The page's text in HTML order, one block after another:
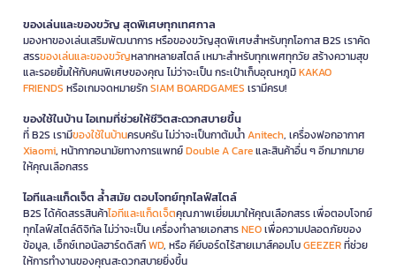
ของเล่นและของขวัญ สุดพิเศษทุกเทศกาล
มองหาของเล่นเสริมพัฒนาการ หรือของขวัญสุดพิเศษสำหรับทุกโอกาส B2S เราคัด
สรรของเล่นและของขวัญหลากหลายสไตล์ เหมาะสำหรับทุกเพศทุกวัย สร้างความสุข
และรอยยิ้มให้กับคนพิเศษของคุณ ไม่ว่าจะเป็น กระเป๋าเก็บอุณหภูมิKAKAO
FRIENDS หรือเกมจดหมายรักSIAM BOARDGAMES เรามีครบ!
ของใช้ในบ้าน ไอเทมที่ช่วยให้ชีวิตสะดวกสบายขึ้น
ที่ B2S เรามีของใช้ในบ้านครบครัน ไม่ว่าจะเป็นกาต้มน้ำAnitech, เครื่องฟอกอากาศ
Xiaomi, หน้ากากอนามัยทางการแพทย์Double A Careและสินค้าอื่น ๆ อีกมากมาย
ให้คุณเลือกสรร
ไอทีและแก็ดเจ็ต ล้ำสมัย ตอบโจทย์ทุกไลฟ์สไตล์
B2S ได้คัดสรรสินค้าไอทีและแก็ดเจ็ตคุณภาพเยี่ยมมาให้คุณเลือกสรร เพื่อตอบโจทย์
ทุกไลฟ์สไตล์ดิจิทัล ไม่ว่าจะเป็น เครื่องทำลายเอกสารNEOเพื่อความปลอดภัยของ
ข้อมูล, เอ็กซ์เทอนัลฮาร์ดดิสก์WD, หรือ คีย์บอร์ดไร้สายเมาส์คอมโบGEEZERที่ช่วย
ให้การทำงานของคุณสะดวกสบายยิ่งขึ้น